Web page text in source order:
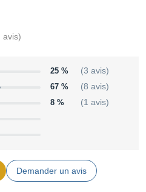
avis)
25 % (3 avis)
67 % (8 avis)
8 % (1 avis)
Demander un avis